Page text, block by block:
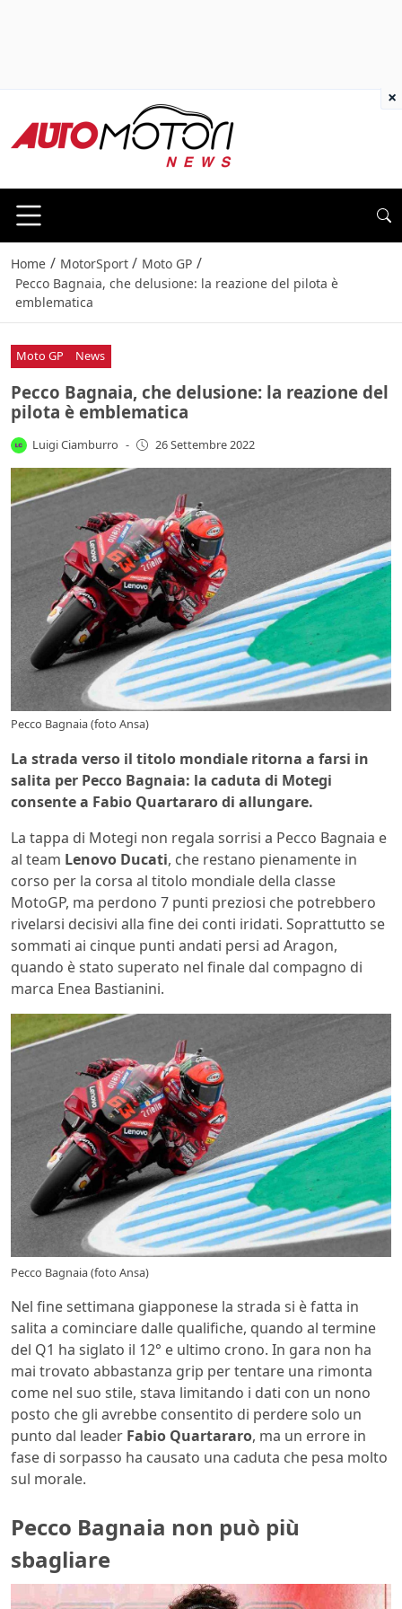
Home / MotorSport / Moto GP /
Pecco Bagnaia, che delusione: la reazione del pilota è
emblematica
Moto GP News
Pecco Bagnaia, che delusione: la reazione del
pilota è emblematica
Luigi Ciamburro - 26 Settembre 2022
Pecco Bagnaia (foto Ansa)
La strada verso il titolo mondiale ritorna a farsi in
salita per Pecco Bagnaia: la caduta di Motegi
consente a Fabio Quartararo di allungare.
La tappa di Motegi non regala sorrisi a Pecco Bagnaia e
al team Lenovo Ducati, che restano pienamente in
corso per la corsa al titolo mondiale della classe
MotoGP, ma perdono 7 punti preziosi che potrebbero
rivelarsi decisivi alla fine dei conti iridati. Soprattutto se
sommati ai cinque punti andati persi ad Aragon,
quando è stato superato nel finale dal compagno di
marca Enea Bastianini.
Pecco Bagnaia (foto Ansa)
Nel fine settimana giapponese la strada si è fatta in
salita a cominciare dalle qualifiche, quando al termine
del Q1 ha siglato il 12° e ultimo crono. In gara non ha
mai trovato abbastanza grip per tentare una rimonta
come nel suo stile, stava limitando i dati con un nono
posto che gli avrebbe consentito di perdere solo un
punto dal leader Fabio Quartararo, ma un errore in
fase di sorpasso ha causato una caduta che pesa molto
sul morale.
Pecco Bagnaia non può più
sbagliare
×